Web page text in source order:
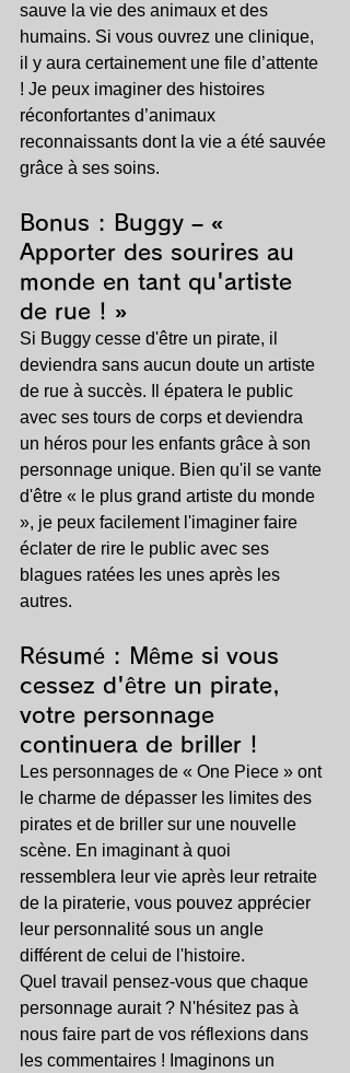
sauve la vie des animaux et des
humains. Si vous ouvrez une clinique,
il y aura certainement une file d’attente
! Je peux imaginer des histoires
réconfortantes d’animaux
reconnaissants dont la vie a été sauvée
grâce à ses soins.
Bonus :
Buggy – «
Apporter des sourires au
monde en tant qu'artiste
de rue ! »
Si Buggy cesse d'être un pirate, il
deviendra sans aucun doute un artiste
de rue à succès. Il épatera le public
avec ses tours de corps et deviendra
un héros pour les enfants grâce à son
personnage unique. Bien qu'il se vante
d'être « le plus grand artiste du monde
», je peux facilement l'imaginer faire
éclater de rire le public avec ses
blagues ratées les unes après les
autres.
Résumé : Même si vous
cessez d'être un pirate,
votre personnage
continuera de briller !
Les personnages de « One Piece » ont
le charme de dépasser les limites des
pirates et de briller sur une nouvelle
scène. En imaginant à quoi
ressemblera leur vie après leur retraite
de la piraterie, vous pouvez apprécier
leur personnalité sous un angle
différent de celui de l'histoire.
Quel travail pensez-vous que chaque
personnage aurait ? N'hésitez pas à
nous faire part de vos réflexions dans
les commentaires ! Imaginons un